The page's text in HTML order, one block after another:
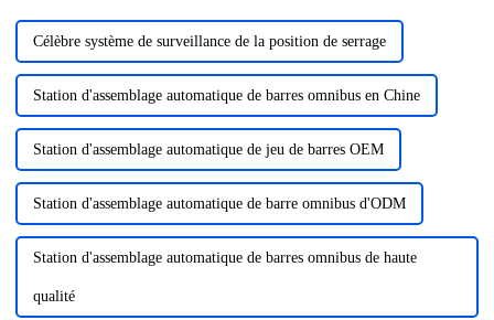
millions...
fructueuse, pas...
Célèbre système de surveillance de la position de serrage
Station d'assemblage automatique de barres omnibus en Chine
Station d'assemblage automatique de jeu de barres OEM
Station d'assemblage automatique de barre omnibus d'ODM
Station d'assemblage automatique de barres omnibus de haute
qualité